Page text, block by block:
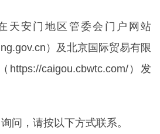
天安门地区管委会门户网站
）及北京国际贸易有限
https://caigou.cbwtc.com/）发
问，请按以下方式联系。